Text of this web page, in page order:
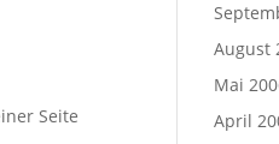
Seite
August
Mai
April